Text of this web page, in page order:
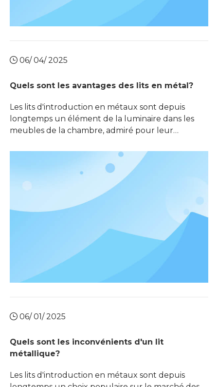
06/ 04/ 2025
Quels sont les avantages des lits en métal?
Les lits d'introduction en métaux sont depuis
longtemps un élément de la luminaire dans les
meubles de la chambre, admiré pour leur
années, il y a eu un regain d'intérêt pour les lits
métalliques en raison de leur combinaison de
fonctionnalités et de polyvalence esthétique. Cet
article explore les divers avantages de
06/ 01/ 2025
Quels sont les inconvénients d'un lit
métallique?
Les lits d'introduction en métaux sont depuis